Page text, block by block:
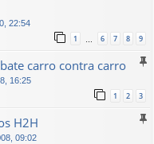
22:54
1 6 7 8 9
carro contra carro
16:25
1 2 3
H2H
09:02